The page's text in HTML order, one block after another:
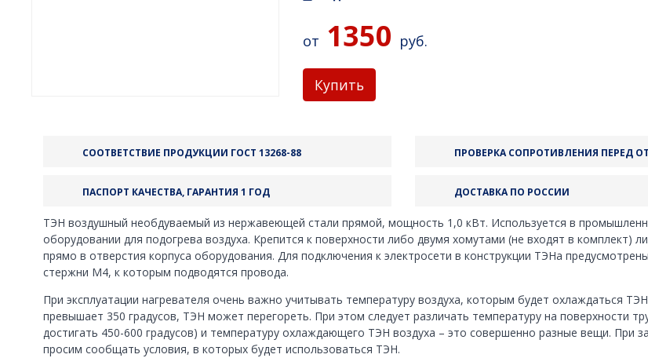
от 1350 руб.
Купить
СООТВЕТСТВИЕ ПРОДУКЦИИ ГОСТ 13268-88
ПАСПОРТ КАЧЕСТВА, ГАРАНТИЯ 1 ГОД
ПРОВЕРКА СОПРОТИВЛЕНИЯ ПЕРЕД
ДОСТАВКА ПО РОССИИ
ТЭН воздушный необдуваемый из нержавеющей стали прямой, мощность 1,0 кВт. Используется в
оборудовании для подогрева воздуха. Крепится к поверхности либо двумя хомутами (не входят в комплект)
прямо в отверстия корпуса оборудования. Для подключения к электросети в конструкции ТЭНа
стержни М4, к которым подводятся провода.
При эксплуатации нагревателя очень важно учитывать температуру воздуха, которым будет охлаждаться
превышает 350 градусов, ТЭН может перегореть. При этом следует различать температуру на поверхности
достигать 450-600 градусов) и температуру охлаждающего ТЭН воздуха – это совершенно разные вещи. При
просим сообщать условия, в которых будет использоваться ТЭН.